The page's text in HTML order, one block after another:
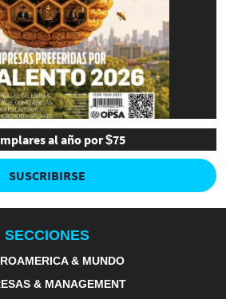
al año por $75
SUSCRIBIRSE
SECCIONES
& MUNDO
& MANAGEMENT